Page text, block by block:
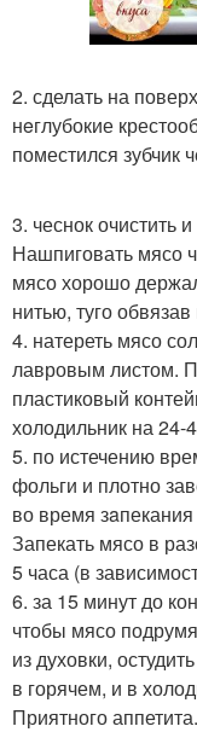
2. сделать на
нeглубокие
поместился зубчик
3. чеснок очистить
Нашпиговать мясо
мясо хорошо
нитью, туго обвязав
4. натереть мясо
лавровым листом.
пластиковый
холодильник на 24-
5. по истечению
фольги и плотно
во время
Запекать мясо в
5 часа (в
6. за 15 минут до
чтобы мясо
из духовки,
в горячем, и в
Приятного аппетита.